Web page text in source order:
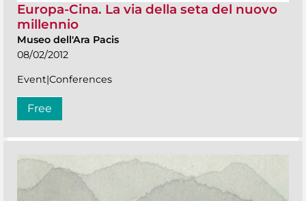
Europa-Cina. La via della seta del nuovo
millennio
Museo dell'Ara Pacis
08/02/2012
Event|Conferences
Free